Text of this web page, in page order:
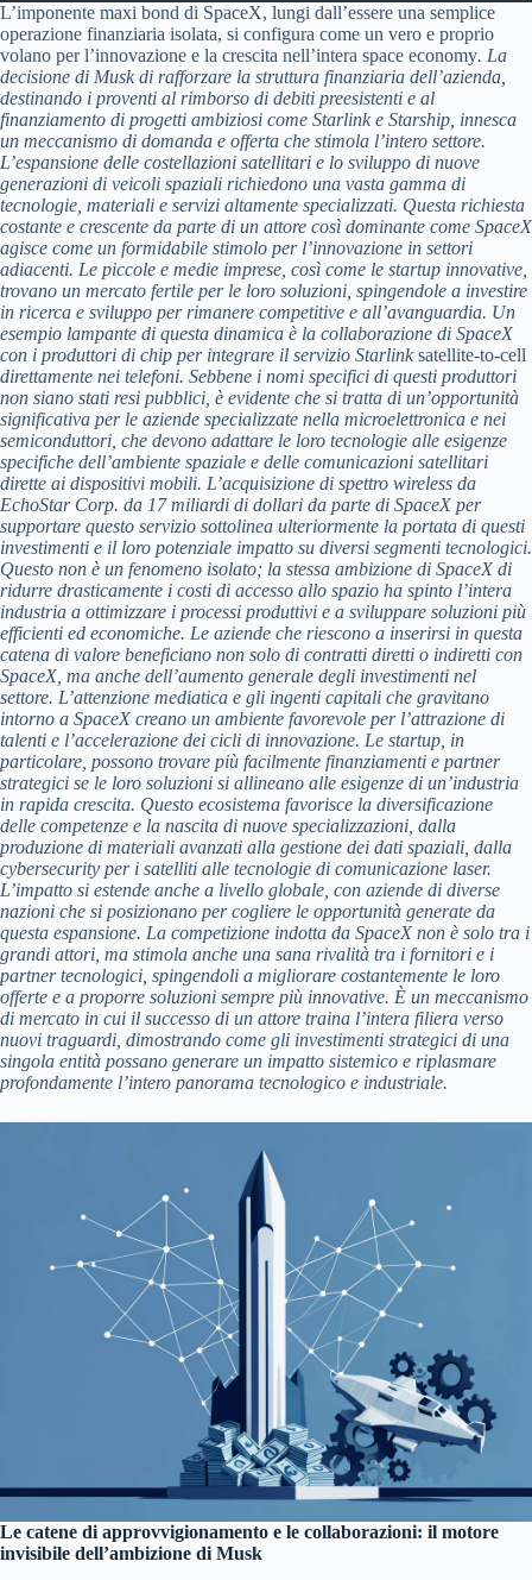
L’imponente maxi bond di SpaceX, lungi dall’essere una semplice
operazione finanziaria isolata, si configura come un vero e proprio
volano per l’innovazione e la crescita nell’intera space economy. La
decisione di Musk di rafforzare la struttura finanziaria dell’azienda,
destinando i proventi al rimborso di debiti preesistenti e al
finanziamento di progetti ambiziosi come Starlink e Starship, innesca
un meccanismo di domanda e offerta che stimola l’intero settore.
L’espansione delle costellazioni satellitari e lo sviluppo di nuove
generazioni di veicoli spaziali richiedono una vasta gamma di
tecnologie, materiali e servizi altamente specializzati. Questa richiesta
costante e crescente da parte di un attore così dominante come SpaceX
agisce come un formidabile stimolo per l’innovazione in settori
adiacenti. Le piccole e medie imprese, così come le startup innovative,
trovano un mercato fertile per le loro soluzioni, spingendole a investire
in ricerca e sviluppo per rimanere competitive e all’avanguardia. Un
esempio lampante di questa dinamica è la collaborazione di SpaceX
con i produttori di chip per integrare il servizio Starlink satellite-to-cell
direttamente nei telefoni. Sebbene i nomi specifici di questi produttori
non siano stati resi pubblici, è evidente che si tratta di un’opportunità
significativa per le aziende specializzate nella microelettronica e nei
semiconduttori, che devono adattare le loro tecnologie alle esigenze
specifiche dell’ambiente spaziale e delle comunicazioni satellitari
dirette ai dispositivi mobili. L’acquisizione di spettro wireless da
EchoStar Corp. da 17 miliardi di dollari da parte di SpaceX per
supportare questo servizio sottolinea ulteriormente la portata di questi
investimenti e il loro potenziale impatto su diversi segmenti tecnologici.
Questo non è un fenomeno isolato; la stessa ambizione di SpaceX di
ridurre drasticamente i costi di accesso allo spazio ha spinto l’intera
industria a ottimizzare i processi produttivi e a sviluppare soluzioni più
efficienti ed economiche. Le aziende che riescono a inserirsi in questa
catena di valore beneficiano non solo di contratti diretti o indiretti con
SpaceX, ma anche dell’aumento generale degli investimenti nel
settore. L’attenzione mediatica e gli ingenti capitali che gravitano
intorno a SpaceX creano un ambiente favorevole per l’attrazione di
talenti e l’accelerazione dei cicli di innovazione. Le startup, in
particolare, possono trovare più facilmente finanziamenti e partner
strategici se le loro soluzioni si allineano alle esigenze di un’industria
in rapida crescita. Questo ecosistema favorisce la diversificazione
delle competenze e la nascita di nuove specializzazioni, dalla
produzione di materiali avanzati alla gestione dei dati spaziali, dalla
cybersecurity per i satelliti alle tecnologie di comunicazione laser.
L’impatto si estende anche a livello globale, con aziende di diverse
nazioni che si posizionano per cogliere le opportunità generate da
questa espansione. La competizione indotta da SpaceX non è solo tra i
grandi attori, ma stimola anche una sana rivalità tra i fornitori e i
partner tecnologici, spingendoli a migliorare costantemente le loro
offerte e a proporre soluzioni sempre più innovative. È un meccanismo
di mercato in cui il successo di un attore traina l’intera filiera verso
nuovi traguardi, dimostrando come gli investimenti strategici di una
singola entità possano generare un impatto sistemico e riplasmare
profondamente l’intero panorama tecnologico e industriale.
Le catene di approvvigionamento e le collaborazioni: il motore
invisibile dell’ambizione di Musk